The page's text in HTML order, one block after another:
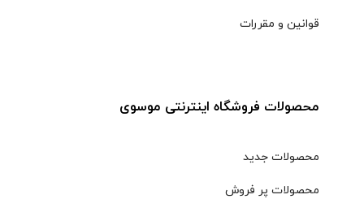
قوانین و مقررات
محصولات فروشگاه اینترنتی موسوی
محصولات جدید
محصولات پر فروش